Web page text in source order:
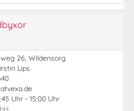
26, Wildensorg
Lips
Uhr - 15:00 Uhr